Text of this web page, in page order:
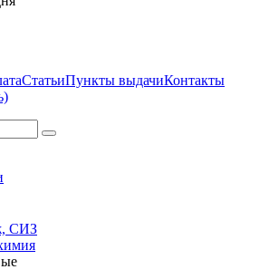
СтатьиПункты выдачиКонтакты
СИЗ